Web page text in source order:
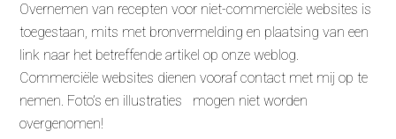
Overnemen van recepten voor niet-commerciële websites is
toegestaan, mits met bronvermelding en plaatsing van een
link naar het betreffende artikel op onze weblog.
Commerciële websites dienen vooraf contact met mij op te
nemen. Foto’s en illustraties mogen niet worden
overgenomen!